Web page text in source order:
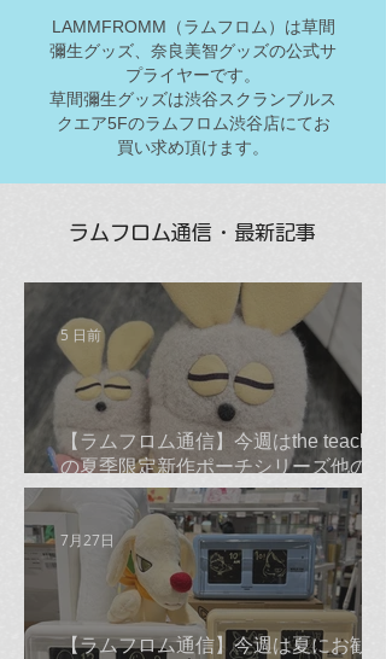
LAMMFROMM（ラムフロム）は草間
彌生グッズ、奈良美智グッズの公式サ
プライヤーです。
草間彌生グッズは渋谷スクランブルス
クエア5Fのラムフロム渋谷店にてお
買い求め頂けます。
ラムフロム通信・最新記事
【ラムフロム通信】今週はthe teachers
の夏季限定新作ポーチシリーズ他のご
紹介です☆
5 日前
【ラムフロム通信】今週は夏にお勧め
7月27日